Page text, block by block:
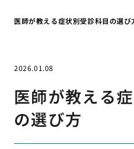
医師が教える症状別受診科目の選び
2026.01.08
医師が教える
の選び方